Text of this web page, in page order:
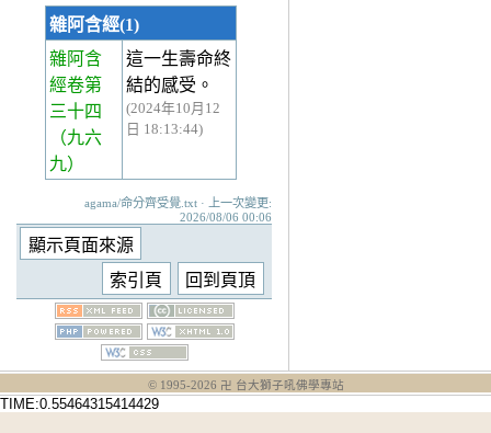
雜阿含經(1)
雜阿含
經卷第
三十四
（九六
九）
這一生壽命終
結的感受。
(2024年10月12
日 18:13:44)
agama/命分齊受覺.txt · 上一次變更:
2026/08/06 00:06
© 1995-2026 卍 台大獅子吼佛學專站
TIME:0.55464315414429